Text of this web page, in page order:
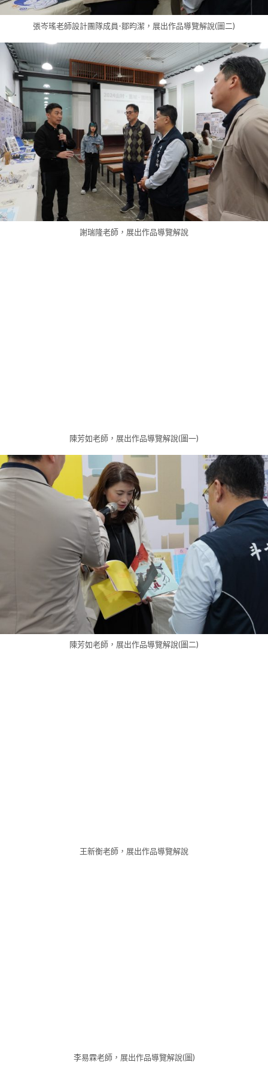
張岑瑤老師設計團隊成員-鄒昀潔，展出作品導覽解說(圖二)
謝瑞隆老師，展出作品導覽解說
陳芳如老師，展出作品導覽解說(圖一)
陳芳如老師，展出作品導覽解說(圖二)
王新衡老師，展出作品導覽解說
李易霖老師，展出作品導覽解說(圖)